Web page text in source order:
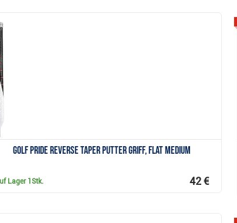
Golf Pride Reverse Taper Putter Griff, Flat Medium
Lager 1Stk. 42 €